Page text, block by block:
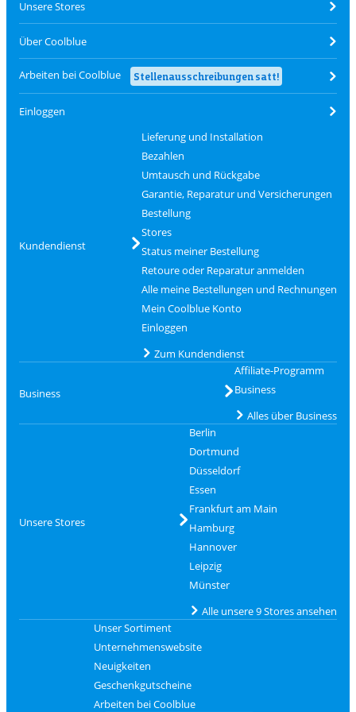
Unsere Stores
Über Coolblue
Arbeiten bei Coolblue Stellenausschreibungen satt!
Einloggen
Kundendienst
Lieferung und Installation
Bezahlen
Umtausch und Rückgabe
Garantie, Reparatur und Versicherungen
Bestellung
Stores
Status meiner Bestellung
Retoure oder Reparatur anmelden
Alle meine Bestellungen und Rechnungen
Mein Coolblue Konto
Einloggen
Zum Kundendienst
Business
Affiliate-Programm
Business
Alles über Business
Unsere Stores
Berlin
Dortmund
Düsseldorf
Essen
Frankfurt am Main
Hamburg
Hannover
Leipzig
Münster
Alle unsere 9 Stores ansehen
Unser Sortiment
Unternehmenswebsite
Neuigkeiten
Geschenkgutscheine
Arbeiten bei Coolblue